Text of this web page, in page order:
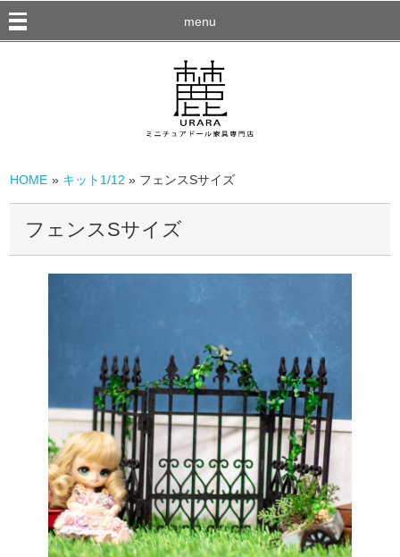
menu
HOME » キット1/12 » フェンスSサイズ
フェンスSサイズ